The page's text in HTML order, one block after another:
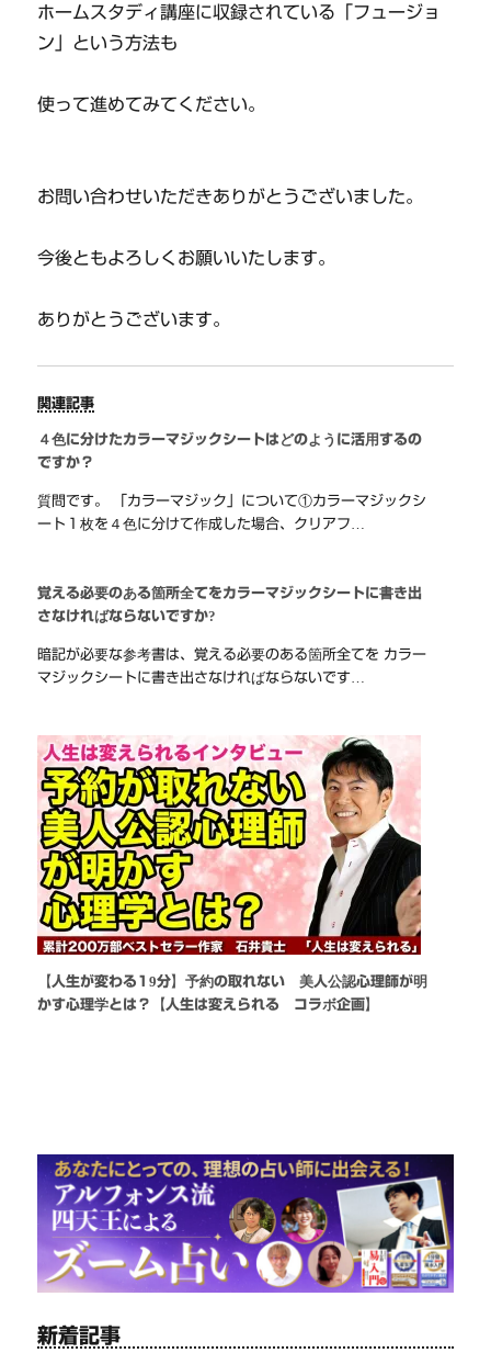
ホームスタディ講座に収録されている「フュージョ
ン」という方法も
使って進めてみてください。
お問い合わせいただきありがとうございました。
今後ともよろしくお願いいたします。
ありがとうございます。
関連記事
４色に分けたカラーマジックシートはどのように活用するの
ですか？
質問です。 「カラーマジック」について①カラーマジックシ
ート１枚を４色に分けて作成した場合、クリアフ…
覚える必要のある箇所全てをカラーマジックシートに書き出
さなければならないですか?
暗記が必要な参考書は、覚える必要のある箇所全てを カラー
マジックシートに書き出さなければならないです…
【人生が変わる19分】予約の取れない 美人公認心理師が明
かす心理学とは？【人生は変えられる コラボ企画】
新着記事